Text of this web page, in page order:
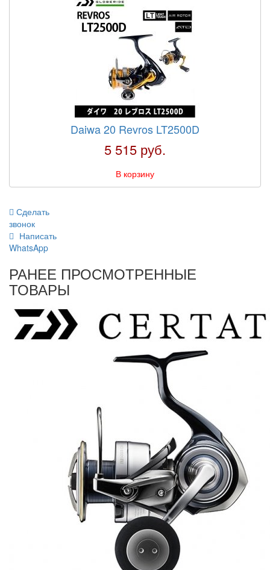
Daiwa 20 Revros LT2500D
5 515 руб.
В корзину
Сделать
звонок
Написать
WhatsApp
РАНЕЕ ПРОСМОТРЕННЫЕ
ТОВАРЫ